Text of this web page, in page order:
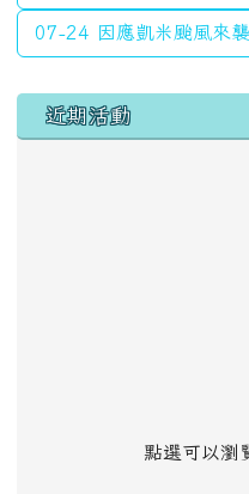
07-24 因應凱米颱風來
左邊區域內容
近期活動
點選可以瀏